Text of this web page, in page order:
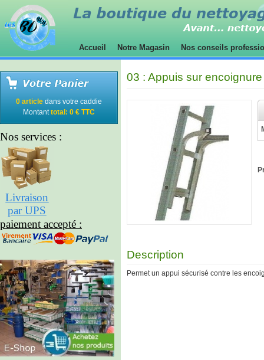
Accueil Notre Magasin Nos conseils
0 article dans votre caddie
Montanttotal: 0 € TTC
Nos services :
Livraison
par UPS
paiement accepté :
03 : Appuis sur
Description
Permet un appui sécurisé contre les